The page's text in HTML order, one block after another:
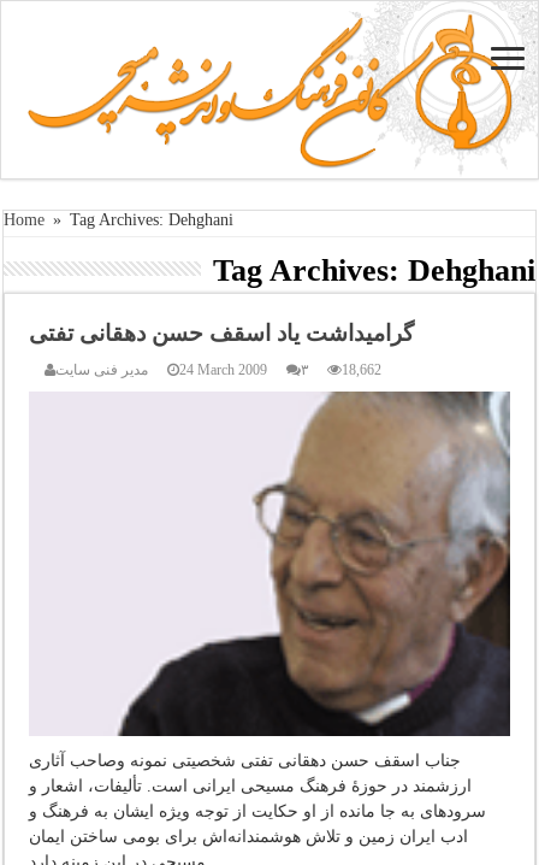
Home » Tag Archives: Dehghani
Tag Archives: Dehghani
گرامیداشت یاد اسقف حسن دهقانی تفتی
مدیر فنی سایت 24 March 2009 ۳ 18,662
جناب اسقف حسن دهقانی تفتی شخصیتی نمونه وصاحب آثاری
ارزشمند در حوزۀ فرهنگ مسیحی ایرانی است. تألیفات، اشعار و
سرودهای به جا مانده از او حکایت از توجه ویژه ایشان به فرهنگ و
ادب ایران زمین و تلاش هوشمندانه‌اش برای بومی ساختن ایمان